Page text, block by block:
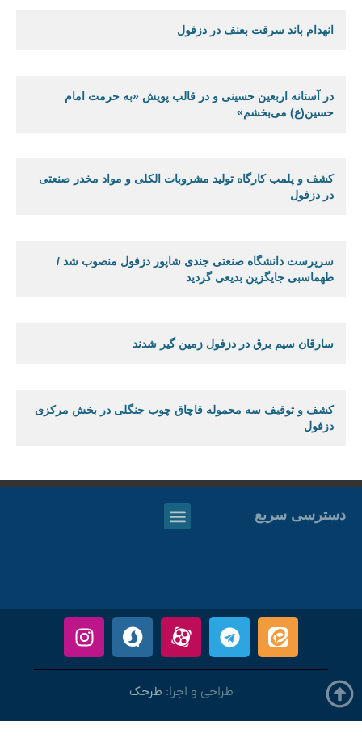
انهدام باند سرقت بعنف در دزفول
در آستانه اربعین حسینی و در قالب پویش «به حرمت امام
حسین(ع) می‌بخشم»
کشف و پلمب کارگاه تولید مشروبات الکلی و مواد مخدر صنعتی
در دزفول
سرپرست دانشگاه صنعتی جندی شاپور دزفول منصوب شد /
طهماسبی جایگزین بدیعی گردید
سارقان سیم برق در دزفول زمین گیر شدند
کشف و توقیف سه محموله قاچاق چوب جنگلی در بخش مرکزی
دزفول
دسترسی سریع
طراحی و اجرا: طرحک